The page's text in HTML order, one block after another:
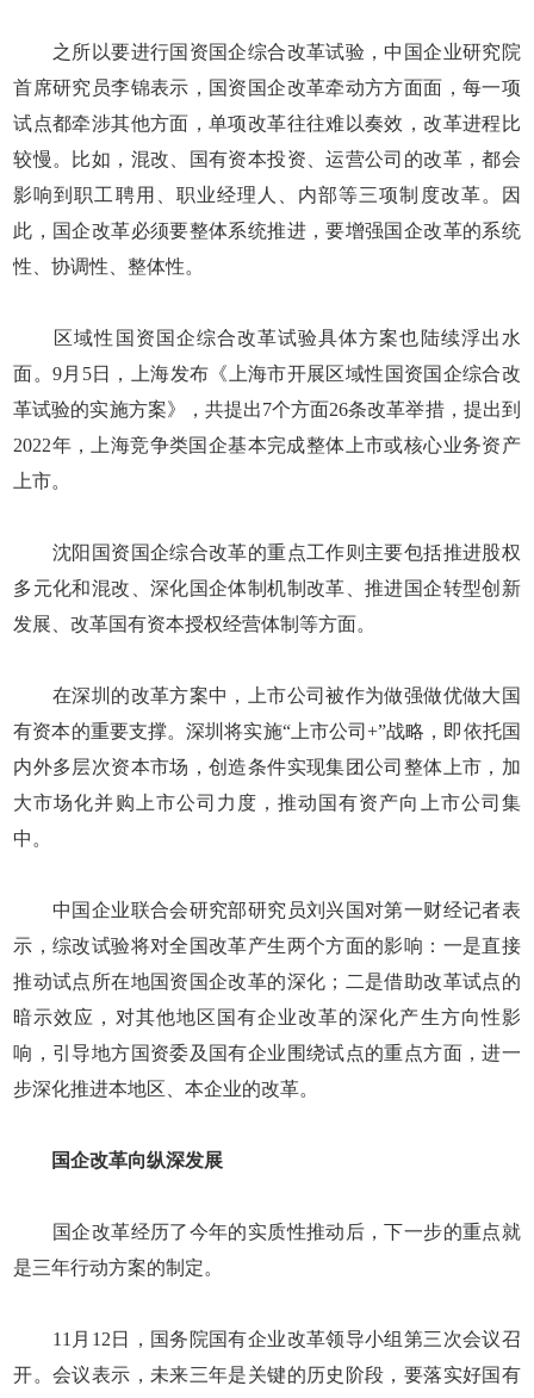
之所以要进行国资国企综合改革试验，中国企业研究院
首席研究员李锦表示，国资国企改革牵动方方面面，每一项
试点都牵涉其他方面，单项改革往往难以奏效，改革进程比
较慢。比如，混改、国有资本投资、运营公司的改革，都会
影响到职工聘用、职业经理人、内部等三项制度改革。因
此，国企改革必须要整体系统推进，要增强国企改革的系统
性、协调性、整体性。
区域性国资国企综合改革试验具体方案也陆续浮出水
面。9月5日，上海发布《上海市开展区域性国资国企综合改
革试验的实施方案》，共提出7个方面26条改革举措，提出到
2022年，上海竞争类国企基本完成整体上市或核心业务资产
上市。
沈阳国资国企综合改革的重点工作则主要包括推进股权
多元化和混改、深化国企体制机制改革、推进国企转型创新
发展、改革国有资本授权经营体制等方面。
在深圳的改革方案中，上市公司被作为做强做优做大国
有资本的重要支撑。深圳将实施“上市公司+”战略，即依托国
内外多层次资本市场，创造条件实现集团公司整体上市，加
大市场化并购上市公司力度，推动国有资产向上市公司集
中。
中国企业联合会研究部研究员刘兴国对第一财经记者表
示，综改试验将对全国改革产生两个方面的影响：一是直接
推动试点所在地国资国企改革的深化；二是借助改革试点的
暗示效应，对其他地区国有企业改革的深化产生方向性影
响，引导地方国资委及国有企业围绕试点的重点方面，进一
步深化推进本地区、本企业的改革。
国企改革向纵深发展
国企改革经历了今年的实质性推动后，下一步的重点就
是三年行动方案的制定。
11月12日，国务院国有企业改革领导小组第三次会议召
开。会议表示，未来三年是关键的历史阶段，要落实好国有